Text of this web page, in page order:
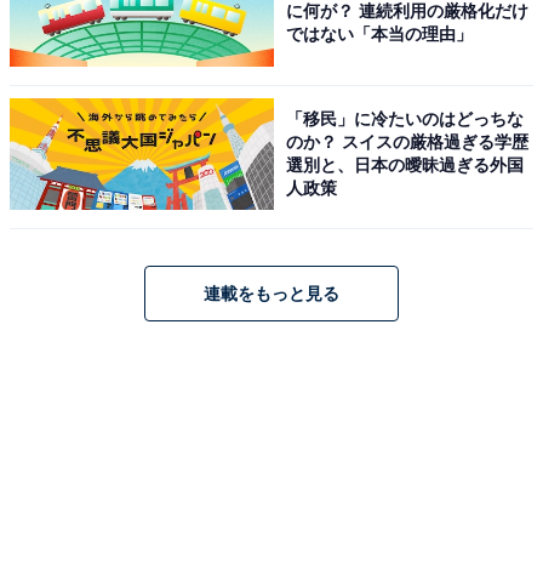
は、世界一と評された修道院ビールの意志を受け継い
だ、セント・ベルナルデュス醸造所との一生に一度限り
掛け合わせた最高級ブロンドエール。1日300杯限定。
日本初上陸ではありませんが、特徴的な
ーストしてキャラメル化し、ビールにほのかな酸味と滑
らかな口当たりを与えた無濾過のアンバーラガーです。
に何が？ 連続利用の厳格化だけ
ではない「本当の理由」
「移民」に冷たいのはどっちな
のか？ スイスの厳格過ぎる学歴
選別と、日本の曖昧過ぎる外国
人政策
連載をもっと見る